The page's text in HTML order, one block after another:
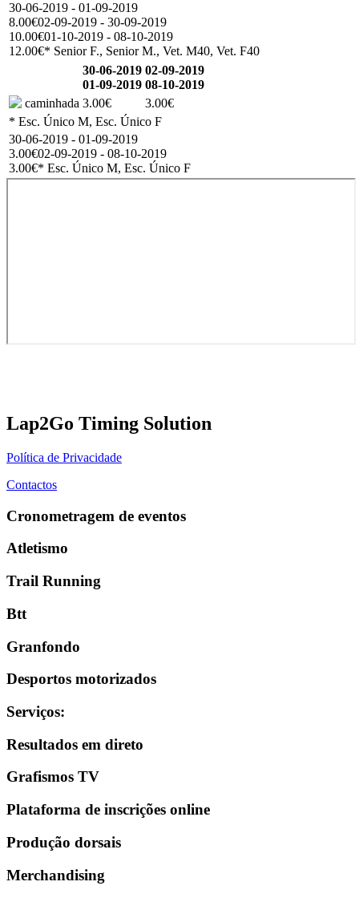
30-06-2019 - 01-09-2019
8.00€02-09-2019 - 30-09-2019
10.00€01-10-2019 - 08-10-2019
12.00€* Senior F., Senior M., Vet. M40, Vet. F40
30-06-2019
01-09-2019
02-09-2019
08-10-2019
caminhada 3.00€
3.00€
* Esc. Único M, Esc. Único F
30-06-2019 - 01-09-2019
3.00€02-09-2019 - 08-10-2019
3.00€* Esc. Único M, Esc. Único F
Lap2Go Timing Solution
Política de Privacidade
Contactos
Cronometragem de eventos
Atletismo
Trail Running
Btt
Granfondo
Desportos motorizados
Serviços:
Resultados em direto
Grafismos TV
Plataforma de inscrições online
Produção dorsais
Merchandising